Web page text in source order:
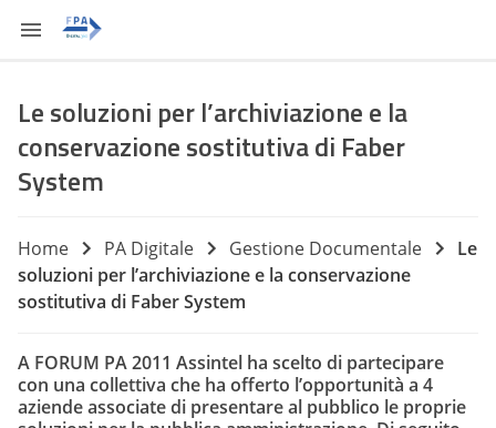
Le soluzioni per l’archiviazione e la
conservazione sostitutiva di Faber
System
Home PA Digitale Gestione Documentale
Le
soluzioni per l’archiviazione e la conservazione
sostitutiva di Faber System
A FORUM PA 2011 Assintel ha scelto di partecipare
con una collettiva che ha offerto l’opportunità a 4
aziende associate di presentare al pubblico le proprie